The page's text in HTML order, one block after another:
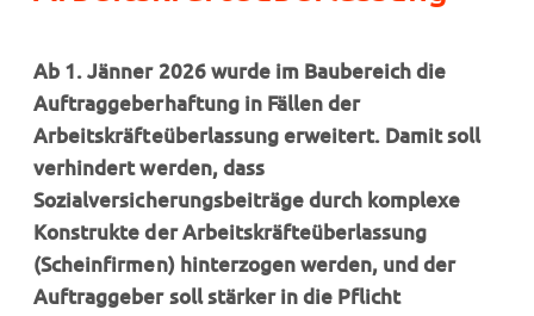
Ab 1. Jänner 2026 wurde im Baubereich die
Auftraggeberhaftung in Fällen der
Arbeitskräfteüberlassung erweitert. Damit soll
verhindert werden, dass
Sozialversicherungsbeiträge durch komplexe
Konstrukte der Arbeitskräfteüberlassung
(Scheinfirmen) hinterzogen werden, und der
Auftraggeber soll stärker in die Pflicht